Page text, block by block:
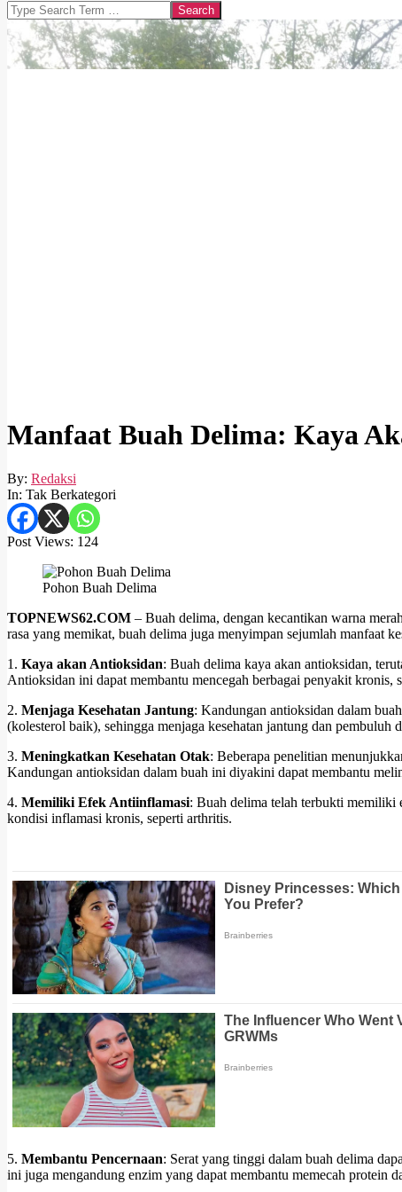
Search
Manfaat Buah Delima: Kaya
By: Redaksi
In: Tak Berkategori
Post Views: 124
Pohon Buah Delima
TOPNEWS62.COM – Buah delima, dengan kecantikan warna
rasa yang memikat, buah delima juga menyimpan sejumlah manfaat
1. Kaya akan Antioksidan: Buah delima kaya akan antioksidan,
Antioksidan ini dapat membantu mencegah berbagai penyakit kronis,
2. Menjaga Kesehatan Jantung: Kandungan antioksidan dalam
(kolesterol baik), sehingga menjaga kesehatan jantung dan pembuluh
3. Meningkatkan Kesehatan Otak: Beberapa penelitian
Kandungan antioksidan dalam buah ini diyakini dapat membantu
4. Memiliki Efek Antiinflamasi: Buah delima telah terbukti memiliki
kondisi inflamasi kronis, seperti arthritis.
5. Membantu Pencernaan: Serat yang tinggi dalam buah delima
ini juga mengandung enzim yang dapat membantu memecah protein